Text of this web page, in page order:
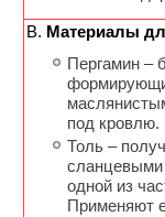
В. Материалы
Пергамин –
под кровлю.
Толь –
сланцевыми
одной из
Применяют